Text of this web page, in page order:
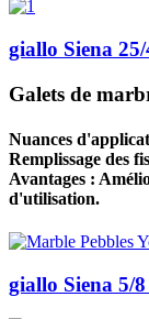
giallo Siena
Galets de
Nuances
Remplissage des
Avantages :
d'utilisation.
giallo Siena 5/